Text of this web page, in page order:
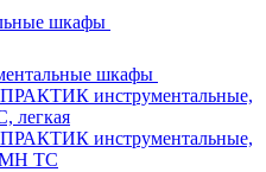
шкафы
шкафы
инструментальные,
легкая
инструментальные,
TC